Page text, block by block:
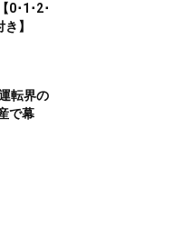
0･1･2･
】
転界の
で幕